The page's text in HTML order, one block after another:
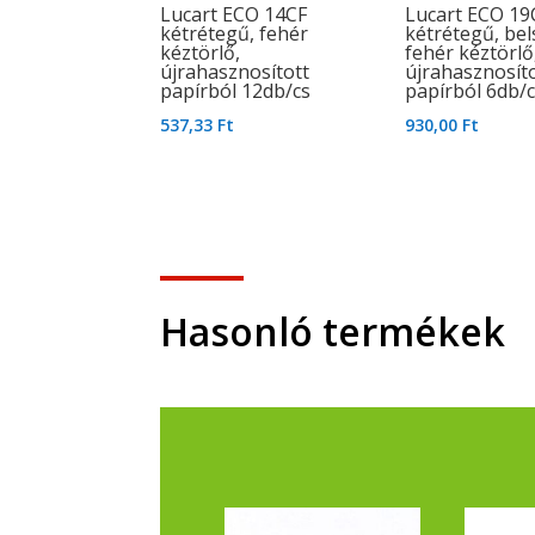
Lucart ECO 14CF
kétrétegű, fehér
kéztörlő,
újrahasznosított
papírból 12db/cs
537,33 Ft
Lucart ECO
kétrétegű,
fehér
papírból 6db/
930,00 Ft
Hasonló termékek